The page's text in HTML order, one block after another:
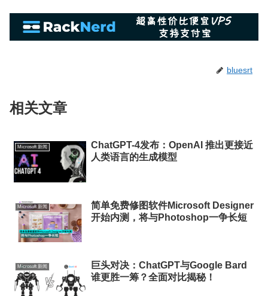
bluesrt
相关文章
Microsoft 新闻
ChatGPT-4发布：OpenAI 推出更接近
人类语言的生成模型
Microsoft 新闻
简单免费修图软件Microsoft Designer
开始内测，将与Photoshop一争长短
Microsoft 新闻
巨头对决：ChatGPT与Google Bard
谁更胜一筹？全面对比揭秘！